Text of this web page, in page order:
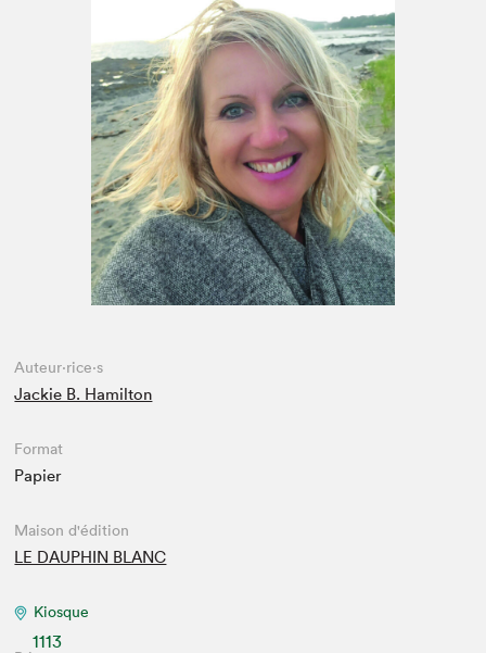
Auteur·rice·s
Jackie B. Hamilton
Format
Papier
Maison d'édition
LE DAUPHIN BLANC
Kiosque
1113